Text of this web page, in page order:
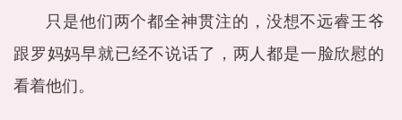
只是他们两个都全神贯注的，没想不远睿王爷
跟罗妈妈早就已经不说话了，两人都是一脸欣慰的
看着他们。